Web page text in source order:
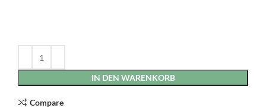
IN DEN WARENKORB
Compare